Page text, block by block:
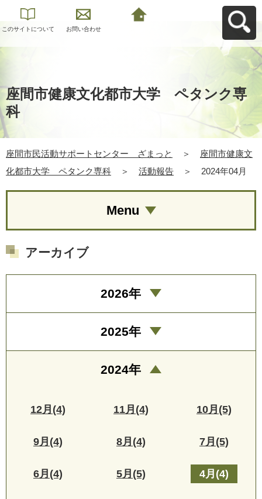
このサイトについて お問い合わせ
座間市健康文化都市大学 ペタンク専
科
座間市民活動サポートセンター ざまっと ＞
座間市健康文
化都市大学 ペタンク専科
＞ 活動報告 ＞ 2024年04月
Menu
アーカイブ
2026年
2025年
2024年
12月(4) 11月(4) 10月(5)
9月(4) 8月(4) 7月(5)
6月(4) 5月(5) 4月(4)